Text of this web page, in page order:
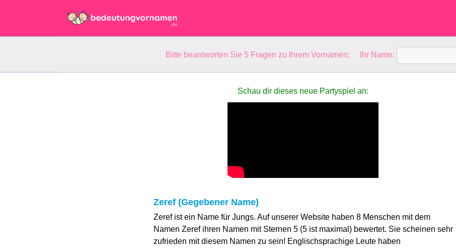
Bitte beantworten Sie 5 Fragen zu Ihrem Vornamen: Ihr Name:
Schau dir dieses neue Partyspiel an:
Zeref (Gegebener Name)
Zeref ist ein Name für Jungs. Auf unserer Website haben 8 Menschen mit dem
Namen Zeref ihren Namen mit Sternen 5 (5 ist maximal) bewertet. Sie scheinen sehr
zufrieden mit diesem Namen zu sein! Englischsprachige Leute haben